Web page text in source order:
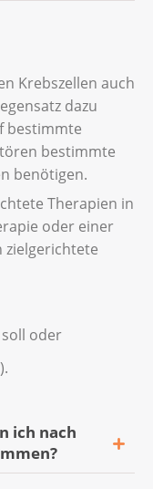
ab von
ist,
kann
oder
zu
sind
zu
Krebszellen auch
dazu
bestimmte
bestimmte
benötigen.
Therapien in
oder einer
zielgerichtete
oder
ich nach